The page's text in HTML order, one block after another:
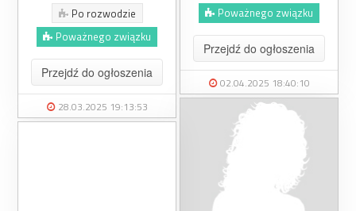
Poważnego związku
Przejdź do ogłoszenia
02.04.2025 18:40:10
Po rozwodzie
Poważnego związku
Przejdź do ogłoszenia
28.03.2025 19:13:53